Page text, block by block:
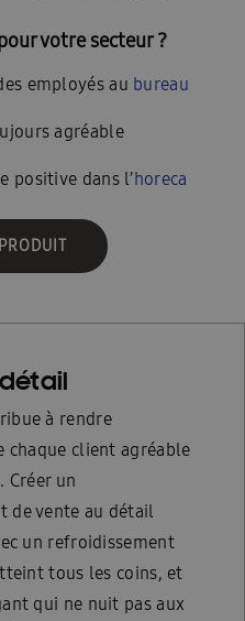
votre secteur ?
employés au bureau
agréable
positive dansl’horeca
à rendre
chaque client agréable
un
de vente au détail
un refroidissement
tous les coins, et
qui ne nuit pas aux